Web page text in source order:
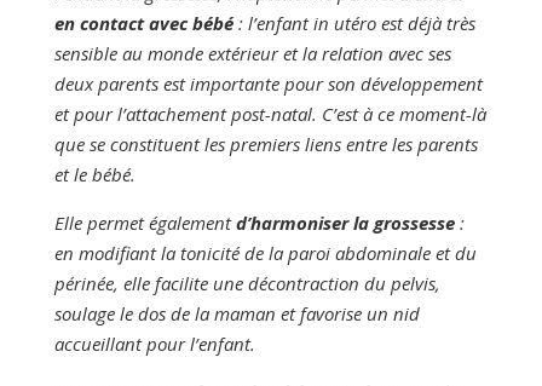
en contact avec bébé : l’enfant in utéro est déjà très
sensible au monde extérieur et la relation avec ses
deux parents est importante pour son développement
et pour l’attachement post-natal. C’est à ce moment-là
que se constituent les premiers liens entre les parents
et le bébé.
Elle permet égalementd’harmoniser la grossesse :
en modifiant la tonicité de la paroi abdominale et du
périnée, elle facilite une décontraction du pelvis,
soulage le dos de la maman et favorise un nid
accueillant pour l’enfant.